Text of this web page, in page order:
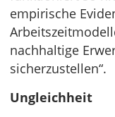
empirische
nachhaltige
sicherzustellen“.
Ungleichheit